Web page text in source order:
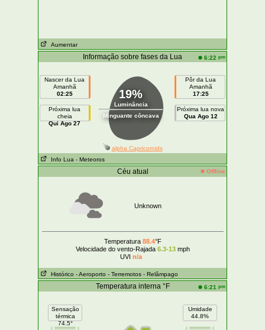
Aumentar
Informação sobre fases da Lua 6:22 pm
Nascer da Lua
Amanhã
02:25
Próxima lua
cheia
Qui Ago 27
19%
Luminância
Minguante côncava
Pôr da Lua
Amanhã
17:25
Próxima lua nova
Qua Ago 12
alpha Capricornids
Info Lua - Meteoros
Céu atual Offline
Unknown
Temperatura 88.4°F
Velocidade do vento-Rajada 6.3-13mph
UVI n/a
Histórico - Aeroporto - Terremotos - Relâmpago
Temperatura interna °F 6:21 pm
Sensação
térmica
74.5°
Umidade
44.8%